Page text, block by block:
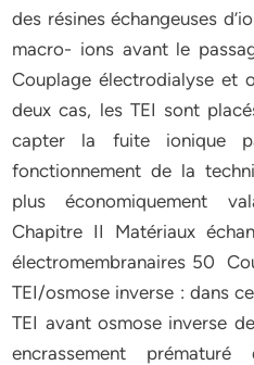
des résines échangeuses
macro- ions avant le
Couplage électrodialyse et
deux cas, les TEI sont
capter la fuite ionique
fonctionnement de la
plus économiquement
Chapitre II Matériaux
électromembranaires 50
TEI/osmose inverse : dans
TEI avant osmose inverse
encrassement